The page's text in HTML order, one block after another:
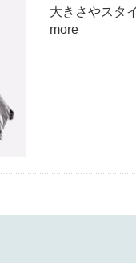
大きさやスタ
more